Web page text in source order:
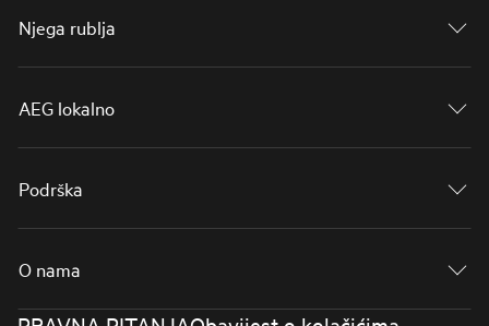
Njega rublja
AEG lokalno
Podrška
O nama